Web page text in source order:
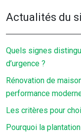
Actualités du
Quels signes
d’urgence ?
Rénovation de
performance
Les critères pour
Pourquoi la